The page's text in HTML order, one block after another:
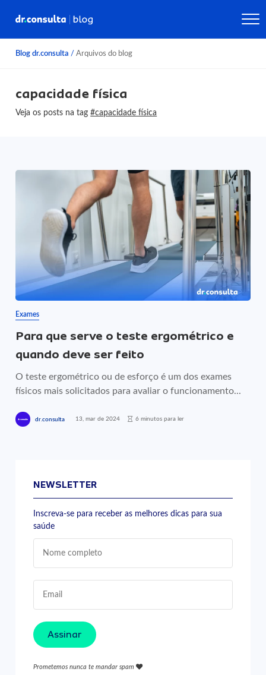
Blog dr.consulta / Arquivos do blog
capacidade física
Veja os posts na tag#capacidade física
Exames
Para que serve o teste ergométrico e
quando deve ser feito
O teste ergométrico ou de esforço é um dos exames
físicos mais solicitados para avaliar o funcionamento...
dr.consulta 13, mar de 2024 6 minutos para ler
NEWSLETTER
Inscreva-se para receber as melhores dicas para sua
saúde
Assinar
Prometemos nunca te mandar spam